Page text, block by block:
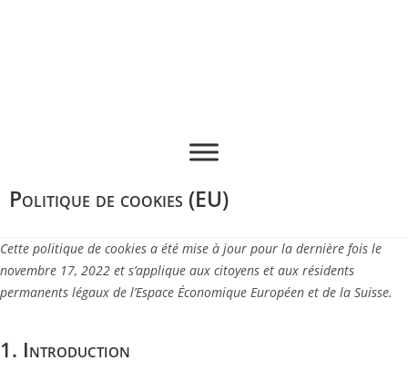
Politique de cookies (EU)
Cette politique de cookies a été mise à jour pour la dernière fois le
novembre 17, 2022 et s’applique aux citoyens et aux résidents
permanents légaux de l’Espace Économique Européen et de la Suisse.
1. Introduction